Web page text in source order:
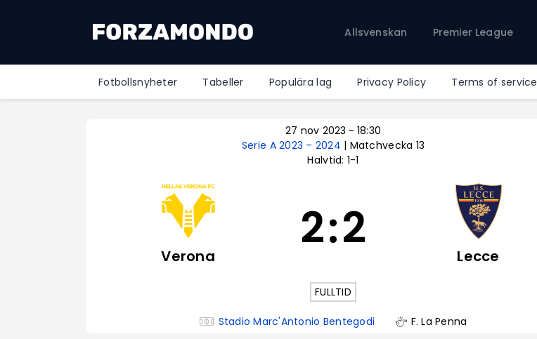
Allsvenskan Premier League
Fotbollsnyheter Tabeller Populära lag Privacy Policy Terms of service
Premier League
La Liga
Bundesliga
Ligue 1
27 nov 2023 - 18:30
Serie A 2023 – 2024 | Matchvecka 13
Halvtid: 1-1
Verona 2:2 Lecce
FULLTID
Stadio Marc'Antonio Bentegodi F. La Penna